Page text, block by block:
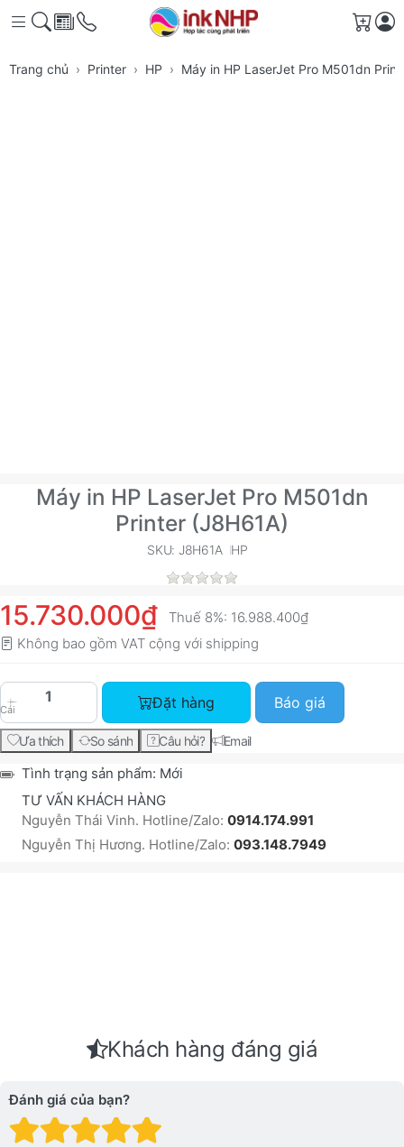
Giỏ
Trang chủ Printer HP Máy in HP LaserJet Pro M501dn
Máy in HP LaserJet Pro M501dn
Printer (J8H61A)
SKU: J8H61A HP
15.730.000₫ Thuế 8%: 16.988.400₫
Không bao gồm VAT cộng với shipping
Cái
Máy in HP LaserJet Pro M501dn Printer
Đặt hàng Báo giá
Ưa thích So sánh Câu hỏi? Email
Tình trạng sản phẩm: Mới
TƯ VẤN KHÁCH HÀNG
Nguyễn Thái Vinh. Hotline/Zalo: 0914.174.991
Nguyễn Thị Hương. Hotline/Zalo: 093.148.7949
Khách hàng đáng giá
Đánh giá của bạn?
Đánh giá: 4 trên 5
Đánh giá: 3 trên 5 sao.
Đánh giá: 2 trên 5 sao.
Đánh giá: 1 trên 5 sao. Xấu